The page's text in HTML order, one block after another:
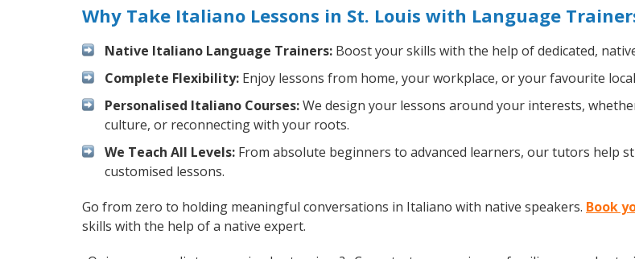
Why Take Italiano Lessons in St. Louis with Language
Native Italiano Language Trainers: Boost your skills with the help of dedicated,
Complete Flexibility: Enjoy lessons from home, your workplace, or your favourite
Personalised Italiano Courses:We design your lessons around your interests,
culture, or reconnecting with your roots.
We Teach All Levels: From absolute beginners to advanced learners, our tutors help
customised lessons.
Go from zero to holding meaningful conversations in Italiano with native speakers. Book
skills with the help of a native expert.